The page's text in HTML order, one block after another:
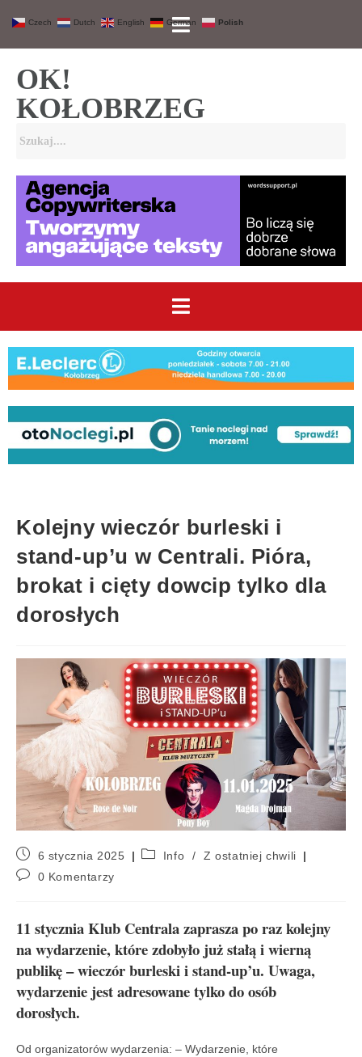
OK!
KOŁOBRZEG
Kolejny wieczór burleski i
stand-up’u w Centrali. Pióra,
brokat i cięty dowcip tylko dla
dorosłych
6 stycznia 2025 Info /
Z ostatniej chwili
0 Komentarzy
11 stycznia Klub Centrala zaprasza po raz kolejny
na wydarzenie, które zdobyło już stałą i wierną
publikę – wieczór burleski i stand-up’u. Uwaga,
wydarzenie jest adresowane tylko do osób
dorosłych.
Od organizatorów wydarzenia: – Wydarzenie, które
Czech Dutch English German Polish